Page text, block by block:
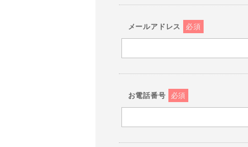
メールアドレス 必須
お電話番号 必須